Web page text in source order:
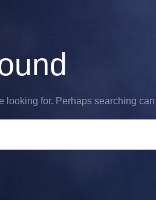
looking for. Perhaps searching